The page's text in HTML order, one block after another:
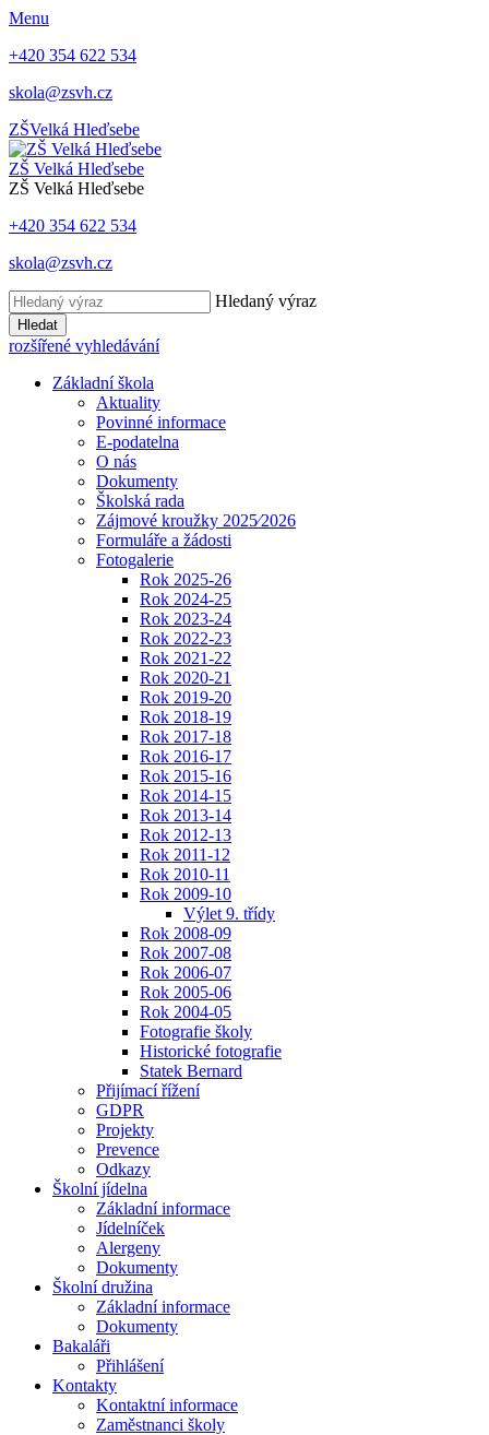
Menu
+420 354 622 534
skola@zsvh.cz
ZŠVelká Hleďsebe
ZŠ Velká Hleďsebe
ZŠ Velká Hleďsebe
+420 354 622 534
skola@zsvh.cz
Hledaný výraz
Hledat
rozšířené vyhledávání
Základní škola
Aktuality
Povinné informace
E-podatelna
O nás
Dokumenty
Školská rada
Zájmové kroužky 2025⁄2026
Formuláře a žádosti
Fotogalerie
Rok 2025-26
Rok 2024-25
Rok 2023-24
Rok 2022-23
Rok 2021-22
Rok 2020-21
Rok 2019-20
Rok 2018-19
Rok 2017-18
Rok 2016-17
Rok 2015-16
Rok 2014-15
Rok 2013-14
Rok 2012-13
Rok 2011-12
Rok 2010-11
Rok 2009-10
Výlet 9. třídy
Rok 2008-09
Rok 2007-08
Rok 2006-07
Rok 2005-06
Rok 2004-05
Fotografie školy
Historické fotografie
Statek Bernard
Přijímací řížení
GDPR
Projekty
Prevence
Odkazy
Školní jídelna
Základní informace
Jídelníček
Alergeny
Dokumenty
Školní družina
Základní informace
Dokumenty
Bakaláři
Přihlášení
Kontakty
Kontaktní informace
Zaměstnanci školy